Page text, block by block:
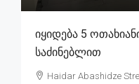
Იყიდება 5
Საძინებლით
Haidar Abashidze